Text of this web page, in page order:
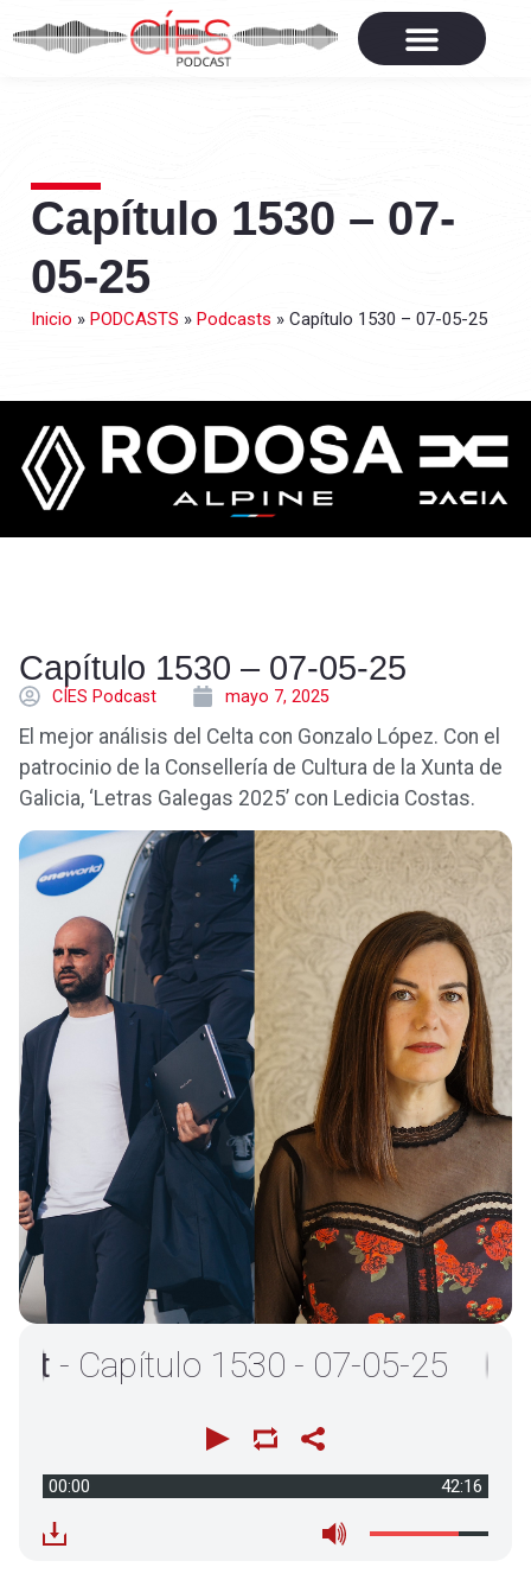
Capítulo 1530 – 07-
05-25
Inicio » PODCASTS » Podcasts » Capítulo 1530 – 07-05-25
Capítulo 1530 – 07-05-25
CÍES Podcast mayo 7, 2025
El mejor análisis del Celta con Gonzalo López. Con el
patrocinio de la Consellería de Cultura de la Xunta de
Galicia, ‘Letras Galegas 2025’ con Ledicia Costas.
1530 - 07-05-25
00:00 42:16